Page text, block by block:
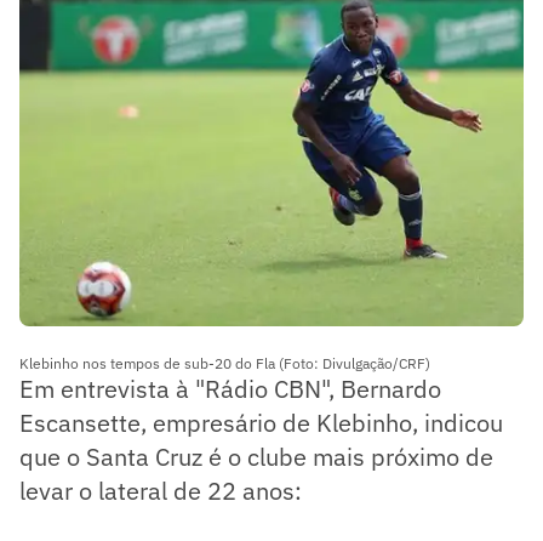
Klebinho nos tempos de sub-20 do Fla (Foto: Divulgação/CRF)
Em entrevista à "Rádio CBN", Bernardo
Escansette, empresário de Klebinho, indicou
que o Santa Cruz é o clube mais próximo de
levar o lateral de 22 anos: